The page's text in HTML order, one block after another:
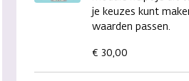
je keuzes kunt
waarden passen.
€ 30,00